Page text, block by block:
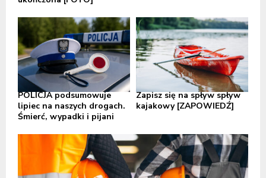
POLICJA podsumowuje
lipiec na naszych drogach.
Śmierć, wypadki i pijani
Zapisz się na spływ spływ
kajakowy [ZAPOWIEDŹ]